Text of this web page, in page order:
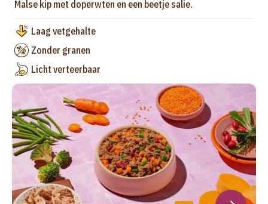
Malse kip met doperwten en een beetje salie.
Laag vetgehalte
Zonder granen
Licht verteerbaar